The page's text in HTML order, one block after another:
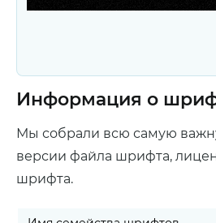
Информация о
Мы собрали всю самую
версии файла шрифта,
шрифта.